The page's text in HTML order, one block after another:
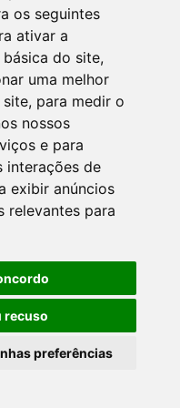
os seguintes
ativar a
do site,
uma melhor
site, para medir o
nossos
e para
interações de
exibir anúncios
relevantes para
recuso
preferências
Porto Alegre -
Regional de